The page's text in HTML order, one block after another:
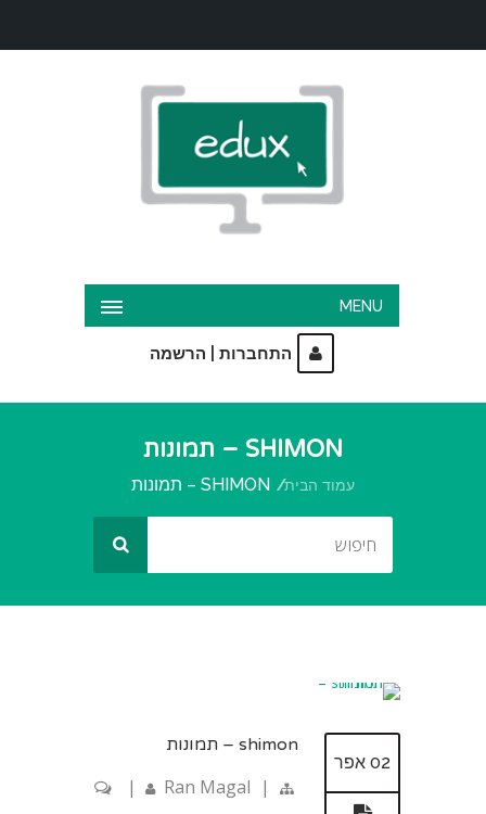
MENU
התחברות הרשמה
SHIMON – תמונות
עמוד הבית SHIMON – תמונות
02 אפר
shimon – תמונות
Ran Magal |
|